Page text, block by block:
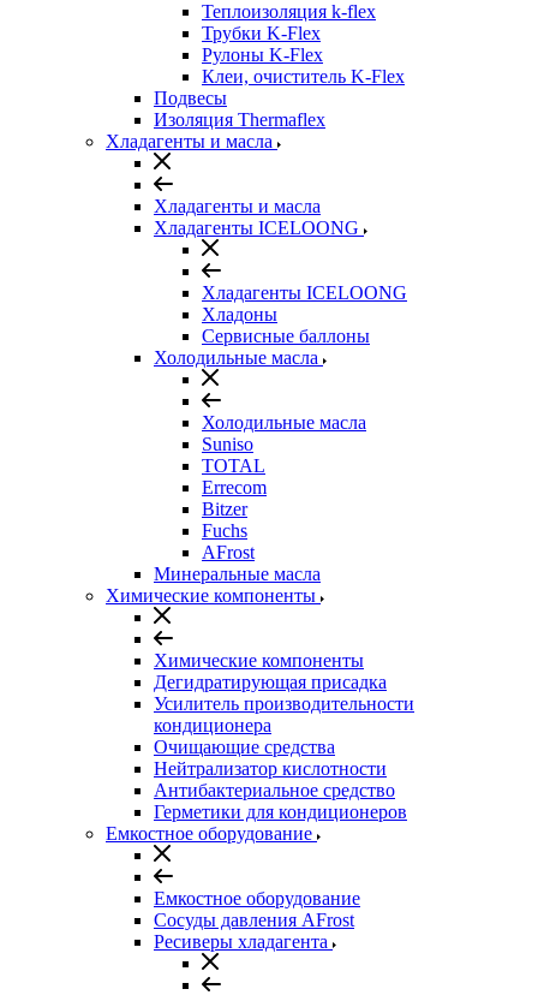
Теплоизоляция k-flex
Трубки K-Flex
Рулоны K-Flex
Клеи, очиститель K-Flex
Подвесы
Изоляция Thermaflex
Хладагенты и масла
Хладагенты и масла
Хладагенты ICELOONG
Хладагенты ICELOONG
Хладоны
Сервисные баллоны
Холодильные масла
Холодильные масла
Suniso
TOTAL
Errecom
Bitzer
Fuchs
AFrost
Минеральные масла
Химические компоненты
Химические компоненты
Дегидратирующая присадка
Усилитель производительности
кондиционера
Очищающие средства
Нейтрализатор кислотности
Антибактериальное средство
Герметики для кондиционеров
Емкостное оборудование
Емкостное оборудование
Сосуды давления AFrost
Ресиверы хладагента